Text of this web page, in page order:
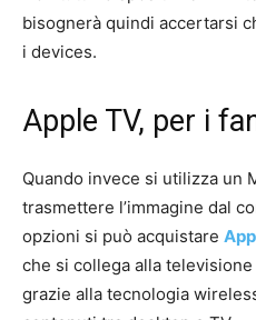
bisognerà quindi accertarsi
i devices.
Apple TV, per i
Quando invece si utilizza un
trasmettere l’immagine dal
opzioni si può acquistare
che si collega alla
grazie alla tecnologia